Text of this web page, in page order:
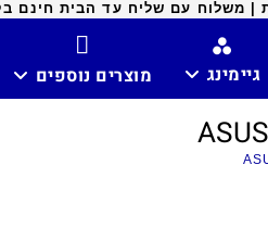
| משלוח עם שליח עד הבית חינם בקנייה
גיימינג מוצרים נוספים